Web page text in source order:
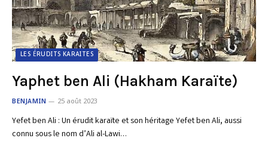
LES ÉRUDITS KARAITES
Yaphet ben Ali (Hakham Karaïte)
BENJAMIN 25 août 2023
Yefet ben Ali : Un érudit karaïte et son héritage Yefet ben Ali, aussi
connu sous le nom d’Ali al-Lawi…